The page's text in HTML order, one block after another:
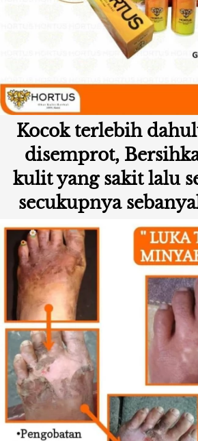
Kocok terlebih
disemprot,
kulit yang sakit lalu
secukupnya